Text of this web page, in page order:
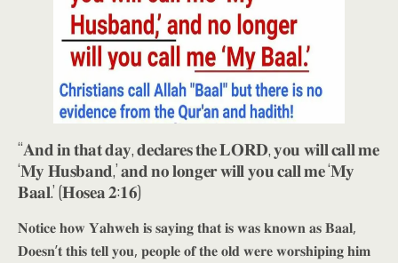
“𝐀𝐧𝐝 𝐢𝐧 𝐭𝐡𝐚𝐭 𝐝𝐚𝐲, 𝐝𝐞𝐜𝐥𝐚𝐫𝐞𝐬 𝐭𝐡𝐞 𝐋𝐎𝐑𝐃, 𝐲𝐨𝐮 𝐰𝐢𝐥𝐥 𝐜𝐚𝐥𝐥 𝐦𝐞
‘𝐌𝐲 𝐇𝐮𝐬𝐛𝐚𝐧𝐝,’ 𝐚𝐧𝐝 𝐧𝐨 𝐥𝐨𝐧𝐠𝐞𝐫 𝐰𝐢𝐥𝐥 𝐲𝐨𝐮 𝐜𝐚𝐥𝐥 𝐦𝐞 ‘𝐌𝐲
𝐁𝐚𝐚𝐥.’ (𝐇𝐨𝐬𝐞𝐚 𝟐:𝟏𝟔)
𝐍𝐨𝐭𝐢𝐜𝐞 𝐡𝐨𝐰 𝐘𝐚𝐡𝐰𝐞𝐡 𝐢𝐬 𝐬𝐚𝐲𝐢𝐧𝐠 𝐭𝐡𝐚𝐭 𝐢𝐬 𝐰𝐚𝐬 𝐤𝐧𝐨𝐰𝐧 𝐚𝐬 𝐁𝐚𝐚𝐥,
𝐃𝐨𝐞𝐬𝐧’𝐭 𝐭𝐡𝐢𝐬 𝐭𝐞𝐥𝐥 𝐲𝐨𝐮, 𝐩𝐞𝐨𝐩𝐥𝐞 𝐨𝐟 𝐭𝐡𝐞 𝐨𝐥𝐝 𝐰𝐞𝐫𝐞 𝐰𝐨𝐫𝐬𝐡𝐢𝐩𝐢𝐧𝐠 𝐡𝐢𝐦